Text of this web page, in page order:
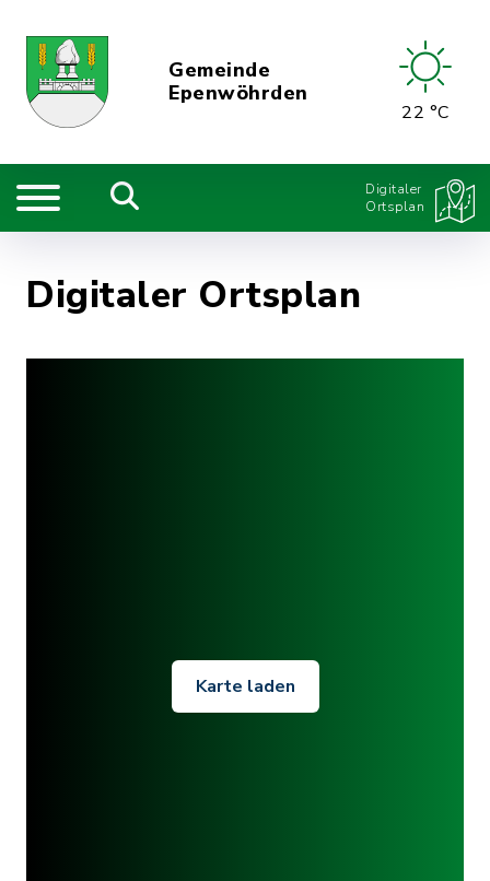
Gemeinde
Epenwöhrden
22 °C
Digitaler
Ortsplan
Digitaler Ortsplan
Karte laden